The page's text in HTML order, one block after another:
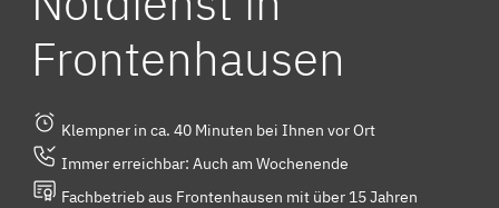
Frontenhausen
Klempner in ca. 40 Minuten bei Ihnen vor Ort
Immer erreichbar: Auch am Wochenende
Fachbetrieb aus Frontenhausen mit über 15 Jahren